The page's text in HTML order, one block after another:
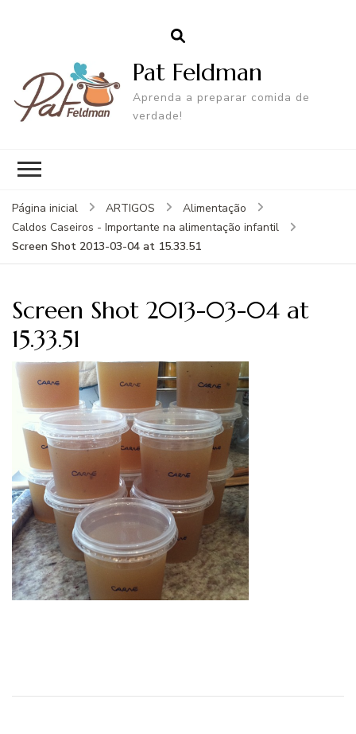
Pat Feldman
Aprenda a preparar comida de
verdade!
Página inicial ARTIGOS
Alimentação
Caldos Caseiros - Importante na alimentação infantil
Screen Shot 2013-03-04 at 15.33.51
Screen Shot 2013-03-04 at
15.33.51